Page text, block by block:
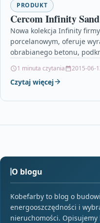
PRODUKT
Cercom Infinity
Nowa kolekcja Infinity
porcelanowym, oferuje
obrabianego betonu,
1 minuta czytania 2015-06-
Czytaj więcej
O blogu
Kobefarby to blog o
energooszczędności i
nieruchomości. Opisujemy